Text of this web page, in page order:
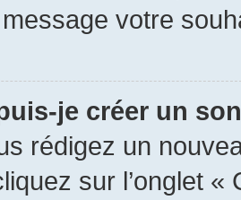
votre
je créer un
rédigez un
sur l’onglet